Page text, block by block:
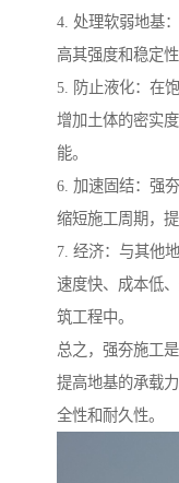
4. 处理软弱地基
高其强度和稳定
5. 防止液化：在
增加土体的密实
能。
6. 加速固结：强
缩短施工周期，提
7. 经济：与其他
速度快、成本低
筑工程中。
总之，强夯施工
提高地基的承载
全性和耐久性。